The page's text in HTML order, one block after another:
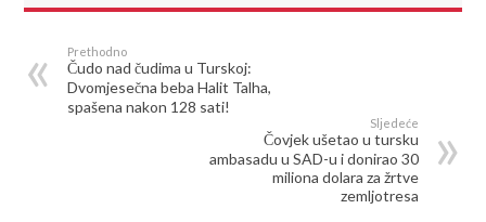
Prethodno
Čudo nad čudima u Turskoj:
Dvomjesečna beba Halit Talha,
spašena nakon 128 sati!
Sljedeće
Čovjek ušetao u tursku
ambasadu u SAD-u i donirao 30
miliona dolara za žrtve
zemljotresa